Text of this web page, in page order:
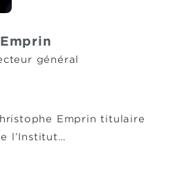
général
Emprin titulaire
l’Institut…